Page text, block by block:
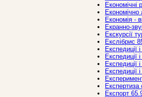
Економічні
Економічно
Економія -
Екранно-
Екскурсії
Екслібрис
Експедиції
Експедиції
Експедиції
Експедиції
Експертиза
Експорт